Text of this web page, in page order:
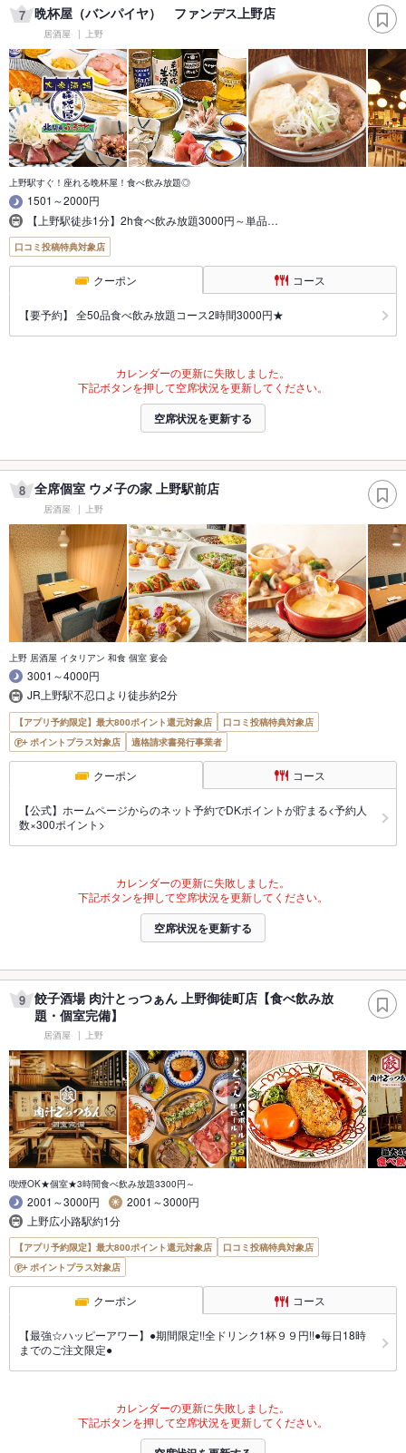
7 晩杯屋（バンパイヤ） ファンデス上野店
居酒屋 上野
上野駅すぐ！座れる晩杯屋！食べ飲み放題◎
1501～2000円
【上野駅徒歩1分】2h食べ飲み放題3000円～単品…
口コミ投稿特典対象店
クーポン コース
【要予約】 全50品食べ飲み放題コース2時間3000円★
カレンダーの更新に失敗しました。
下記ボタンを押して空席状況を更新してください。
空席状況を更新する
8 全席個室 ウメ子の家 上野駅前店
居酒屋 上野
上野 居酒屋 イタリアン 和食 個室 宴会
3001～4000円
JR上野駅不忍口より徒歩約2分
【アプリ予約限定】最大800ポイント還元対象店
口コミ投稿特典対象店
ポイントプラス対象店
適格請求書発行事業者
クーポン コース
【公式】ホームページからのネット予約でDKポイントが貯まる<予約人
数×300ポイント>
カレンダーの更新に失敗しました。
下記ボタンを押して空席状況を更新してください。
空席状況を更新する
9 餃子酒場 肉汁とっつぁん 上野御徒町店【食べ飲み放
題・個室完備】
居酒屋 上野
喫煙OK★個室★3時間食べ飲み放題3300円～
2001～3000円
2001～3000円
上野広小路駅約1分
【アプリ予約限定】最大800ポイント還元対象店
口コミ投稿特典対象店
ポイントプラス対象店
クーポン コース
【最強☆ハッピーアワー】●期間限定!!全ドリンク1杯９９円!!●毎日18時
までのご注文限定●
カレンダーの更新に失敗しました。
下記ボタンを押して空席状況を更新してください。